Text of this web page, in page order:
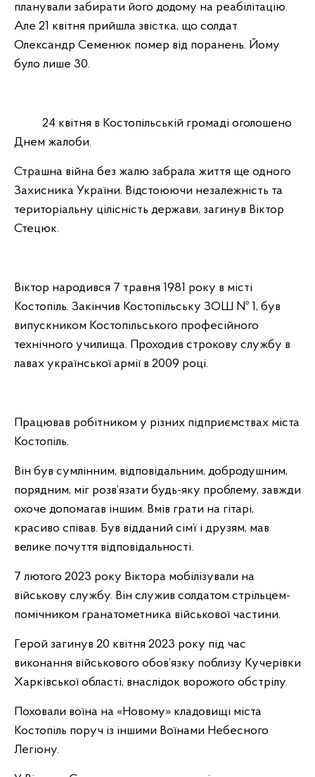
планували забирати його додому на реабілітацію.
Але 21 квітня прийшла звістка, що солдат
Олександр Семенюк помер від поранень. Йому
було лише 30.
24 квітня в Костопільській громаді оголошено
Днем жалоби.
Страшна війна без жалю забрала життя ще одного
Захисника України. Відстоюючи незалежність та
територіальну цілісність держави, загинув Віктор
Стецюк.
Віктор народився 7 травня 1981 року в місті
Костопіль. Закінчив Костопільську ЗОШ № 1, був
випускником Костопільського професійного
технічного училища. Проходив строкову службу в
лавах української армії в 2009 році.
Працював робітником у різних підприємствах міста
Костопіль.
Він був сумлінним, відповідальним, добродушним,
порядним, міг розв’язати будь-яку проблему, завжди
охоче допомагав іншим. Вмів грати на гітарі,
красиво співав. Був відданий сім’ї і друзям, мав
велике почуття відповідальності.
7 лютого 2023 року Віктора мобілізували на
військову службу. Він служив солдатом стрільцем-
помічником гранатометника військової частини.
Герой загинув 20 квітня 2023 року під час
виконання військового обов’язку поблизу Кучерівки
Харківської області, внаслідок ворожого обстрілу.
Поховали воїна на «Новому» кладовищі міста
Костопіль поруч із іншими Воїнами Небесного
Легіону.